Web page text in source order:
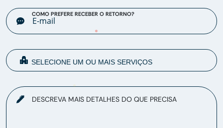
COMO PREFERE RECEBER O RETORNO?
DESCREVA MAIS DETALHES DO QUE PRECISA